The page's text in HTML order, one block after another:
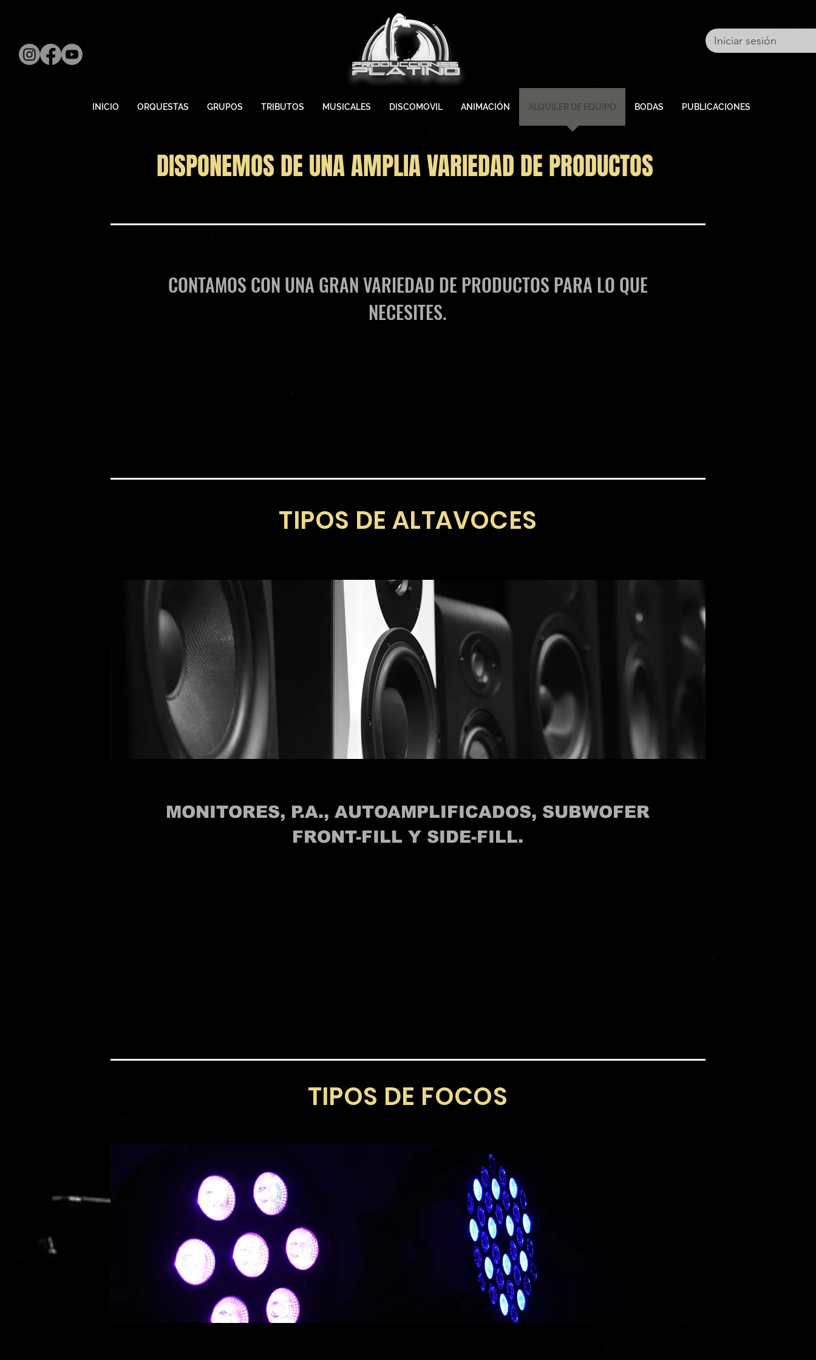
Iniciar sesión
INICIO ORQUESTAS GRUPOS TRIBUTOS MUSICALES DISCOMOVIL ANIMACIÓN ALQUILER DE EQUIPO BODAS PUBLICACIONES
DISPONEMOS DE UNA AMPLIA VARIEDAD DE PRODUCTOS
CONTAMOS CON UNA GRAN VARIEDAD DE PRODUCTOS PARA LO QUE
NECESITES.
TIPOS DE ALTAVOCES
MONITORES, P.A., AUTOAMPLIFICADOS, SUBWOFER
FRONT-FILL Y SIDE-FILL.
TIPOS DE FOCOS